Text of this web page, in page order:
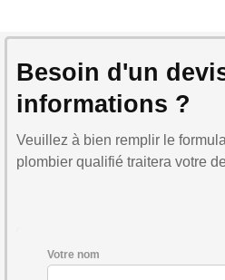
Besoin d'un
informations ?
Veuillez à bien remplir le
plombier qualifié traitera votre
Votre nom